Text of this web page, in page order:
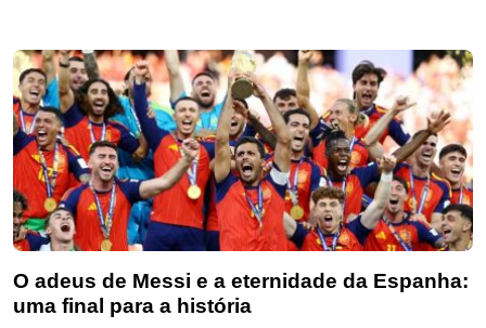
O adeus de Messi e a eternidade da Espanha:
uma final para a história